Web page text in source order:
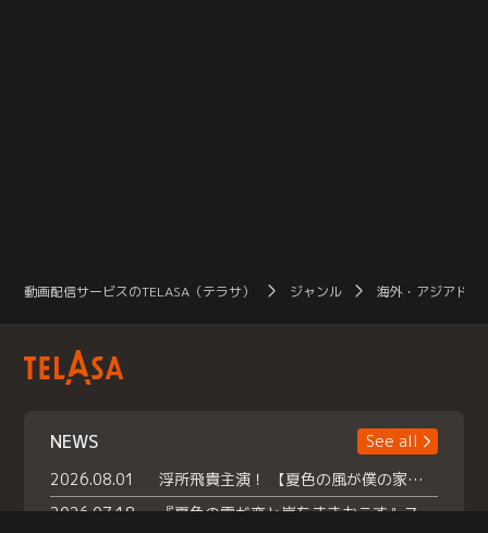
動画配信サービスのTELASA（テラサ） ジャンル 海外・アジアドラ
NEWS
See all
2026.08.01
浮所飛貴主演！ 【夏色の風が僕の家にやってきた】 本日よりテラサで独占配信スタート！
2026.07.18
『夏色の雲が恋と嵐をまきおこす』スペシャルメイキング 【Part1】2026年７月18日（土）23時30分～配信スタート！話題のシーンの裏側を大公開！豪華キャスト大集合！ 『武宮家 真夏の家族会議』開催！